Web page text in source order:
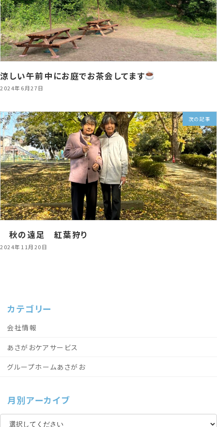
涼しい午前中にお庭でお茶会してます
2024年6月27日
次の記事
秋の遠足 紅葉狩り
2024年11月20日
カテゴリー
会社情報
あさがおケアサービス
グループホームあさがお
月別アーカイブ